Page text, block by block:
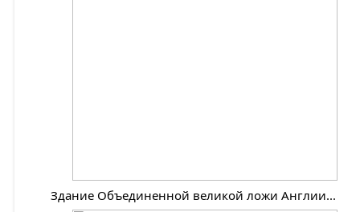
Здание Объединенной великой ложи Англии...